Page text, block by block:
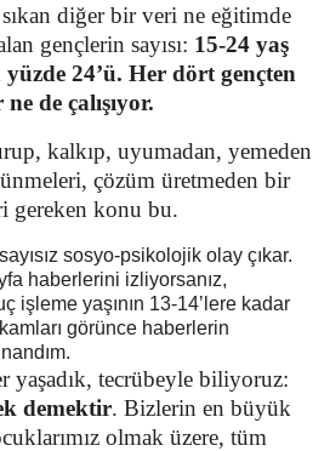
diğer bir veri ne eğitimde
gençlerin sayısı: 15-24 yaş
24’ü. Her dört gençten
de çalışıyor.
kalkıp, uyumadan, yemeden
çözüm üretmeden bir
gereken konu bu.
sosyo-psikolojik olay çıkar.
haberlerini izliyorsanız,
işleme yaşının 13-14’lere kadar
görünce haberlerin
yaşadık, tecrübeyle biliyoruz:
demektir. Bizlerin en büyük
olmak üzere, tüm